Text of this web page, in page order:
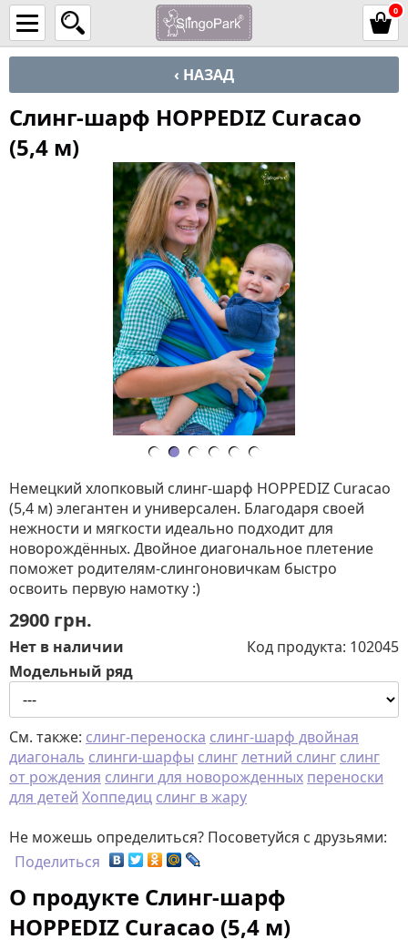
0
‹ НАЗАД
Слинг-шарф HOPPEDIZ Curacao
(5,4 м)
Немецкий хлопковый слинг-шарф HOPPEDIZ Curacao
(5,4 м) элегантен и универсален. Благодаря своей
нежности и мягкости идеально подходит для
новорождённых. Двойное диагональное плетение
поможет родителям-слингоновичкам быстро
освоить первую намотку :)
2900 грн.
Нет в наличии Код продукта: 102045
Модельный ряд
См. также: слинг-переноска слинг-шарф двойная
диагональ слинги-шарфы слинглетний слинг слинг
от рождения слинги для новорожденных переноски
для детей Хоппедиц слинг в жару
Не можешь определиться? Посоветуйся с друзьями:
Поделиться
О продукте Слинг-шарф
HOPPEDIZ Curacao (5,4 м)